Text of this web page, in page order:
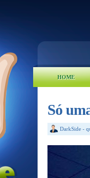
HOME
Só
DarkSide -